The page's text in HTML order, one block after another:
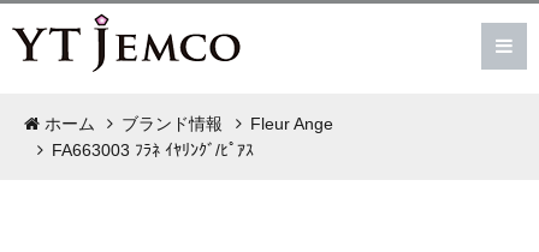
ホーム ブランド情報
Fleur Ange
FA663003 ﾌﾗﾈ ｲﾔﾘﾝｸﾞ/ﾋﾟｱｽ